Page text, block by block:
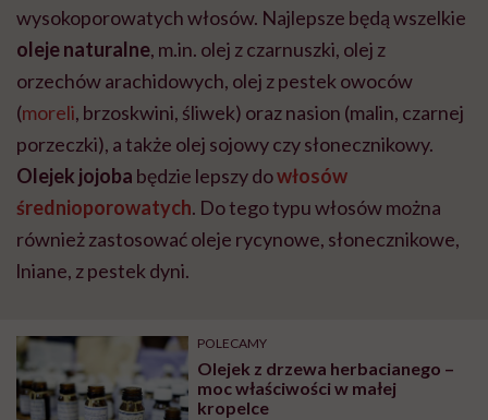
wysokoporowatych włosów. Najlepsze będą wszelkie
oleje naturalne, m.in. olej z czarnuszki, olej z
orzechów arachidowych, olej z pestek owoców
(moreli, brzoskwini, śliwek) oraz nasion (malin, czarnej
porzeczki), a także olej sojowy czy słonecznikowy.
Olejek jojoba będzie lepszy dowłosów
średnioporowatych. Do tego typu włosów można
również zastosować oleje rycynowe, słonecznikowe,
lniane, z pestek dyni.
POLECAMY
Olejek z drzewa herbacianego –
moc właściwości w małej
kropelce